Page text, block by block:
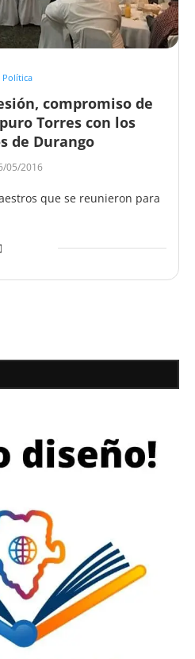
Política
compromiso de
Torres con los
de Durango
05/2016
que se reunieron para